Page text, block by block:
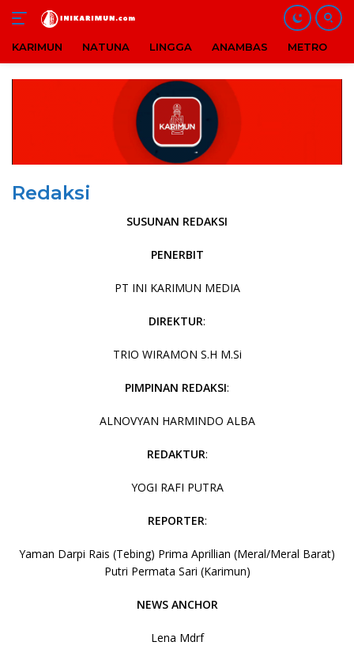
KARIMUN NATUNA LINGGA ANAMBAS METRO
Redaksi
SUSUNAN REDAKSI
PENERBIT
PT INI KARIMUN MEDIA
DIREKTUR:
TRIO WIRAMON S.H M.Si
PIMPINAN REDAKSI:
ALNOVYAN HARMINDO ALBA
REDAKTUR:
YOGI RAFI PUTRA
REPORTER:
Yaman Darpi Rais (Tebing) Prima Aprillian (Meral/Meral Barat)
Putri Permata Sari (Karimun)
NEWS ANCHOR
Lena Mdrf